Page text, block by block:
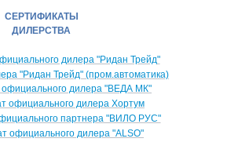
СЕРТИФИКАТЫ
ДИЛЕРСТВА